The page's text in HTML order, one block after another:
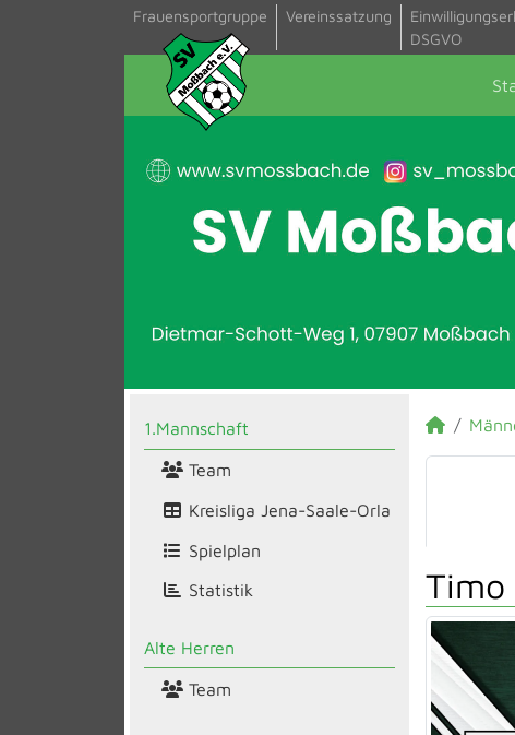
Frauensportgruppe Vereinssatzung
DSGVO
1.Mannschaft
Team
Kreisliga Jena-Saale-Orla
Spielplan
Statistik
Alte Herren
Team
Timo